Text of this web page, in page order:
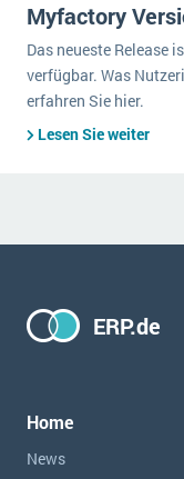
Myfactory
Das neueste Release
verfügbar. Was
erfahren Sie hier.
Lesen Sie weiter
ERP.de
Home
News